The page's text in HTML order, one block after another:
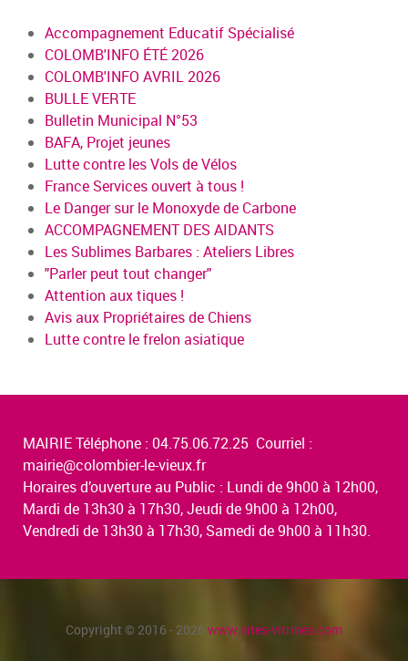
Accompagnement Educatif Spécialisé
COLOMB'INFO ÉTÉ 2026
COLOMB'INFO AVRIL 2026
BULLE VERTE
Bulletin Municipal N°53
BAFA, Projet jeunes
Lutte contre les Vols de Vélos
France Services ouvert à tous !
Le Danger sur le Monoxyde de Carbone
ACCOMPAGNEMENT DES AIDANTS
Les Sublimes Barbares : Ateliers Libres
"Parler peut tout changer"
Attention aux tiques !
Avis aux Propriétaires de Chiens
Lutte contre le frelon asiatique
MAIRIE Téléphone : 04.75.06.72.25 Courriel :
mairie@colombier-le-vieux.fr
Horaires d’ouverture au Public : Lundi de 9h00 à 12h00,
Mardi de 13h30 à 17h30, Jeudi de 9h00 à 12h00,
Vendredi de 13h30 à 17h30, Samedi de 9h00 à 11h30.
Copyright © 2016 - 2026 www.sites-vitrines.com